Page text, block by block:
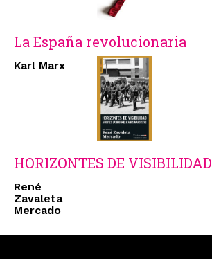
La España revolucionaria
Karl Marx
HORIZONTES DE VISIBILIDAD
René
Zavaleta
Mercado